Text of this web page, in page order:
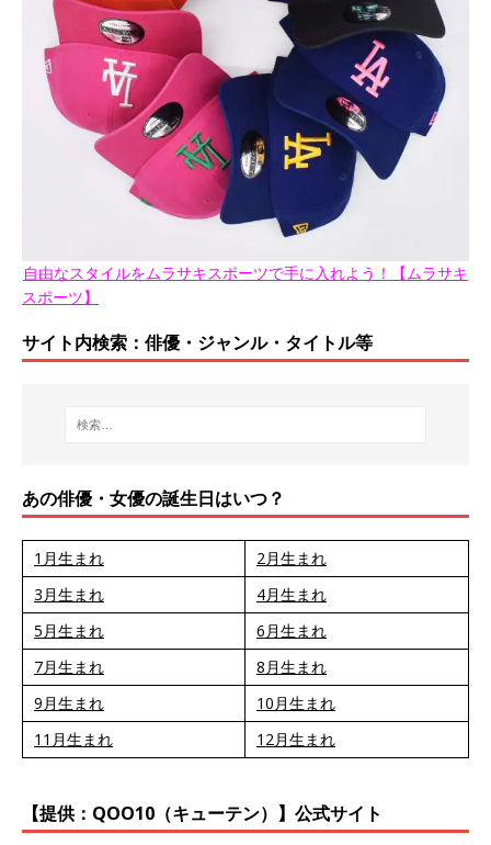
自由なスタイルをムラサキスポーツで手に入れよう！【ムラサキ
スポーツ】
サイト内検索：俳優・ジャンル・タイトル等
あの俳優・女優の誕生日はいつ？
1月生まれ
2月生まれ
3月生まれ
4月生まれ
5月生まれ
6月生まれ
7月生まれ
8月生まれ
9月生まれ
10月生まれ
11月生まれ
12月生まれ
【提供：QOO10（キューテン）】公式サイト